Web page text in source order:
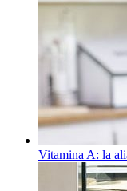
Vitamina A: la